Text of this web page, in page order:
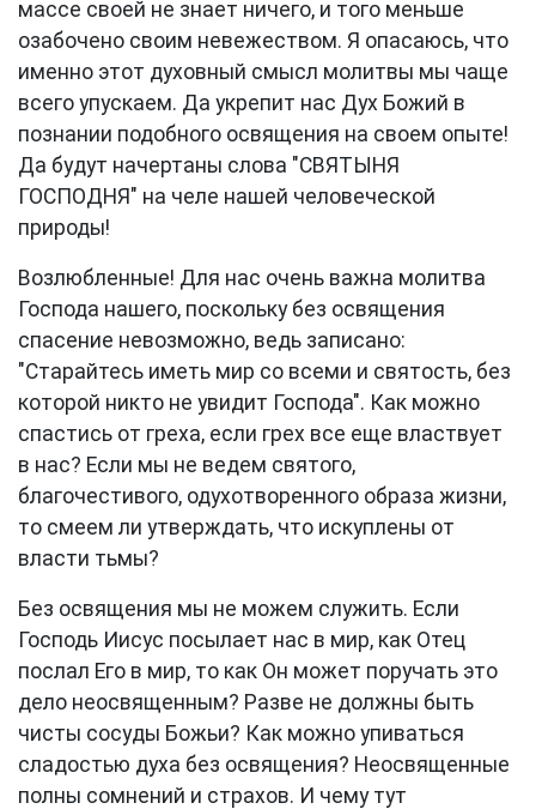
массе своей не знает ничего, и того меньше
озабочено своим невежеством. Я опасаюсь, что
именно этот духовный смысл молитвы мы чаще
всего упускаем. Да укрепит нас Дух Божий в
познании подобного освящения на своем опыте!
Да будут начертаны слова "СВЯТЫНЯ
ГОСПОДНЯ" на челе нашей человеческой
природы!
Возлюбленные! Для нас очень важна молитва
Господа нашего, поскольку без освящения
спасение невозможно, ведь записано:
"Старайтесь иметь мир со всеми и святость, без
которой никто не увидит Господа". Как можно
спастись от греха, если грех все еще властвует
в нас? Если мы не ведем святого,
благочестивого, одухотворенного образа жизни,
то смеем ли утверждать, что искуплены от
власти тьмы?
Без освящения мы не можем служить. Если
Господь Иисус посылает нас в мир, как Отец
послал Его в мир, то как Он может поручать это
дело неосвященным? Разве не должны быть
чисты сосуды Божьи? Как можно упиваться
сладостью духа без освящения? Неосвященные
полны сомнений и страхов. И чему тут